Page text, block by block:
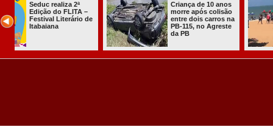
Torcedores do
Botafogo-PB e
Santa Cruz entram
em confronto na
Três apostas
faturam
100 mil na
Sena